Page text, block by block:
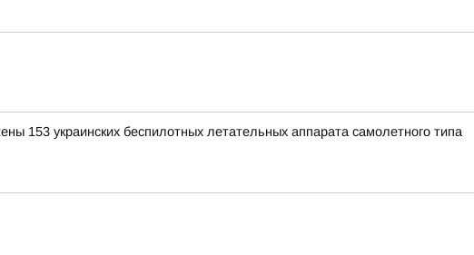
украинских беспилотных летательных аппарата самолетного типа